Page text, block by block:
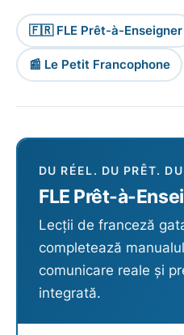
🇫🇷 FLE Prêt-à-Enseigner
📰 Le Petit Francophone
DU RÉEL. DU PRÊT.
FLE Prêt-à-
Lecții de franceză
completează
comunicare reale și
integrată.